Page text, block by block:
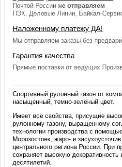
Почтой России не отправляем
ПЭК, Деловые Линии, Байкал-
Наложенному платежу ДА!
Мы отправляем заказы без
Гарантия качества
Прямые поставки от ведущих
Спортивный рулонный газон от
насыщенный, темно-зелёный цвет.
Имеет все свойства, присущие
рулонному газону, выращенному
технологии производства с
Морозостоек, жаро- и
центрального региона России. При
сохраняет высокую декоративность
десятилетий.